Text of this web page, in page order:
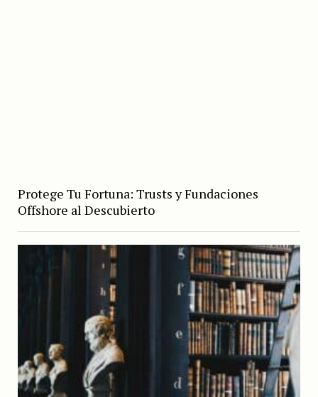
Protege Tu Fortuna: Trusts y Fundaciones
Offshore al Descubierto